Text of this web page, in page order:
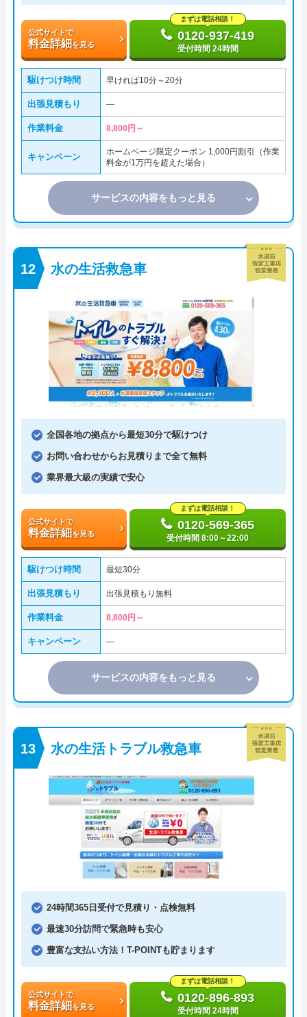
公式サイトで
料金詳細を見る
まずは電話相談！
0120-937-419
受付時間 24時間
駆けつけ時間 早ければ10分～20分
出張見積もり ―
作業料金 8,800円～
キャンペーン
ホームページ限定クーポン 1,000円割引（作業
料金が1万円を超えた場合）
サービスの内容をもっと見る
水の生活救急車
全国各地の拠点から最短30分で駆けつけ
お問い合わせからお見積りまで全て無料
業界最大級の実績で安心
公式サイトで
料金詳細を見る
まずは電話相談！
0120-569-365
受付時間 8:00～22:00
駆けつけ時間 最短30分
出張見積もり 出張見積もり無料
作業料金 8,800円～
キャンペーン ―
サービスの内容をもっと見る
水の生活トラブル救急車
24時間365日受付で見積り・点検無料
最速30分訪問で緊急時も安心
豊富な支払い方法！T-POINTも貯まります
公式サイトで
料金詳細を見る
まずは電話相談！
0120-896-893
受付時間 24時間